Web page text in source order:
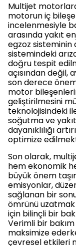
Multijet
motorun iç
incelenmesiyle
arasında yakıt
egzoz sisteminin
sistemindeki
doğru tespit
açısından değil,
son derece
motor
geliştirilmesini
teknolojisindeki
soğutma ve
dayanıklılığı
optimize
Son olarak,
hem ekonomik
büyük önem
emisyonlar,
sağlanan bir
ömrünü
için bilinçli bir
Verimli bir
maksimize
çevresel etkileri